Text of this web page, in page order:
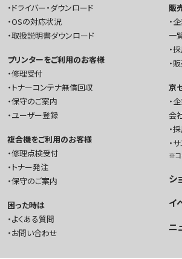
ドライバー・ダウンロード
OSの対応状況
取扱説明書ダウンロード
プリンターをご利用のお客様
修理受付
トナーコンテナ無償回収
保守のご案内
ユーザー登録
複合機をご利用のお客様
修理点検受付
トナー発注
保守のご案内
困った時は
よくある質問
お問い合わせ
販
一
採
京
会
採
※コ
シ
イ
ニ